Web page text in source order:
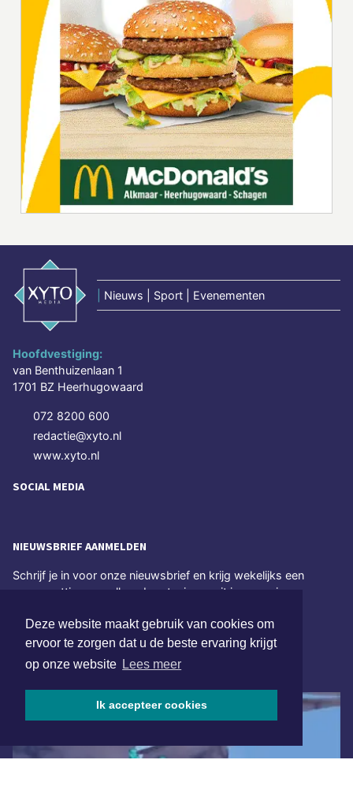
Deze website maakt gebruik van cookies om
ervoor te zorgen dat u de beste ervaring krijgt
op onze website Lees meer
Ik accepteer cookies
Nieuws | Sport | Evenementen
Hoofdvestiging:
van Benthuizenlaan 1
1701 BZ Heerhugowaard
072 8200 600
redactie@xyto.nl
www.xyto.nl
SOCIAL MEDIA
NIEUWSBRIEF AANMELDEN
Schrijf je in voor onze nieuwsbrief en krijg wekelijks een
samenvatting van alle gebeurtenissen uit jouw regio.
Aanmelden
ONLINE DAGBLADEN